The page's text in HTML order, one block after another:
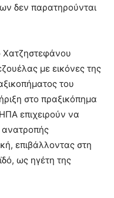
δεν παρατηρούνται
Χατζηστεφάνου
με εικόνες της
του
στο πραξικόπημα
επιχειρούν να
επιβάλλοντας στη
ως ηγέτη της